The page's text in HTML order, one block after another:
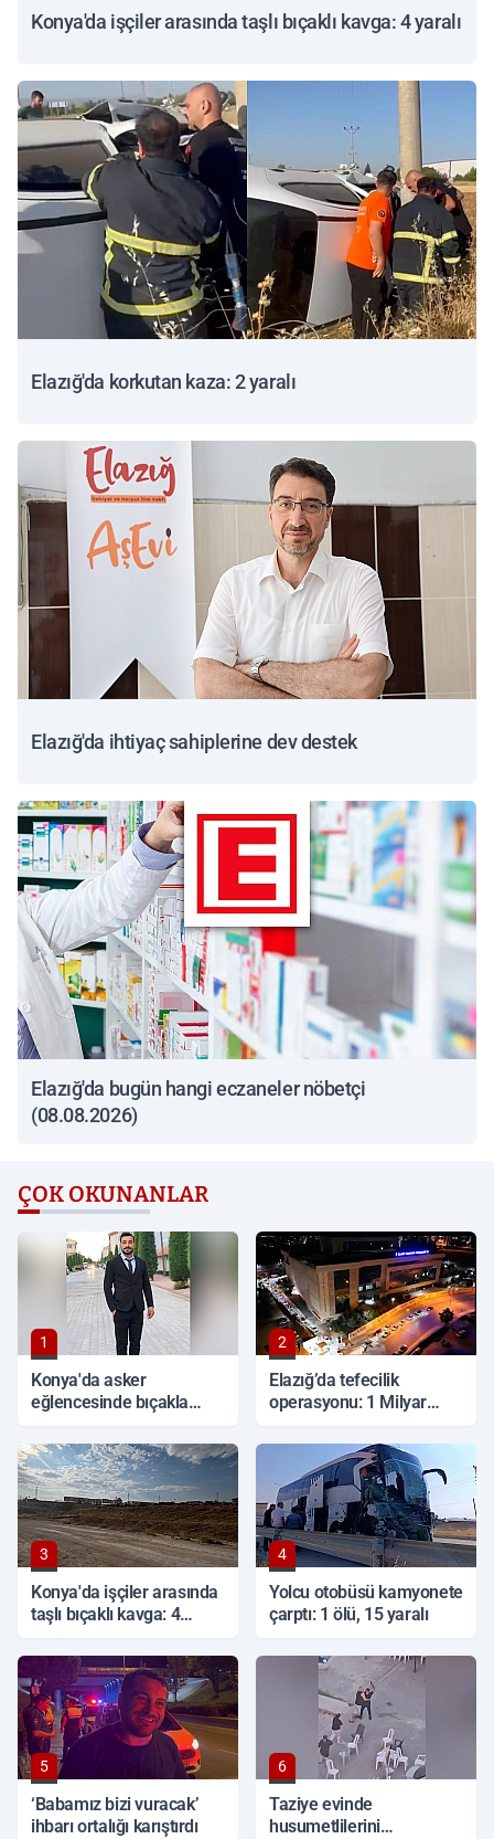
Konya'da işçiler arasında taşlı bıçaklı kavga: 4 yaralı
Elazığ'da korkutan kaza: 2 yaralı
Elazığ'da ihtiyaç sahiplerine dev destek
Elazığ'da bugün hangi eczaneler nöbetçi
(08.08.2026)
ÇOK OKUNANLAR
1
Konya'da asker
eğlencesinde bıçakla
2
Elazığ’da tefecilik
operasyonu: 1 Milyar
3
Konya'da işçiler arasında
taşlı bıçaklı kavga: 4
4
Yolcu otobüsü kamyonete
çarptı: 1 ölü, 15 yaralı
5
‘Babamız bizi vuracak’
ihbarı ortalığı karıştırdı
6
Taziye evinde
husumetlilerini